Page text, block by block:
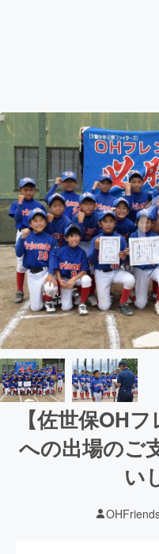
【佐世保OH
への出場のご
い